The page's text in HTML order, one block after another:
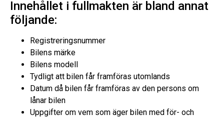
Innehållet i fullmakten är bland annat
följande:
Registreringsnummer
Bilens märke
Bilens modell
Tydligt att bilen får framföras utomlands
Datum då bilen får framföras av den persons om
lånar bilen
Uppgifter om vem som äger bilen med för- och